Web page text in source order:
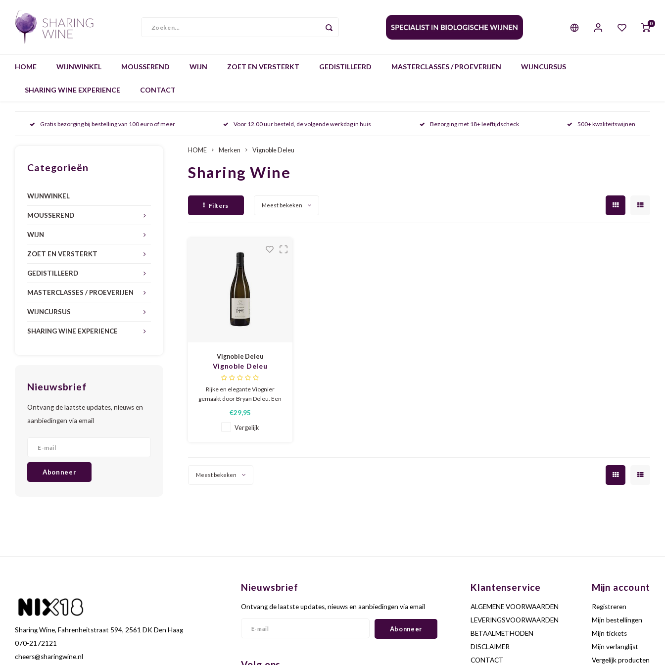
0
HOME WIJNWINKEL MOUSSEREND WIJN ZOET EN VERSTERKT GEDISTILLEERD MASTERCLASSES / PROEVERIJEN WIJNCURSUS
SHARING WINE EXPERIENCE CONTACT
Gratis bezorging bij bestelling van 100 euro of meer Voor 12.00 uur besteld, de volgende werkdag in huis Bezorging met 18+ leeftijdscheck 500+ kwaliteitswijnen
Categorieën
WIJNWINKEL
MOUSSEREND
WIJN
ZOET EN VERSTERKT
GEDISTILLEERD
MASTERCLASSES / PROEVERIJEN
WIJNCURSUS
SHARING WINE EXPERIENCE
Nieuwsbrief
Ontvang de laatste updates, nieuws en
aanbiedingen via email
Abonneer
HOME Merken Vignoble Deleu
Sharing Wine
Filters Meest bekeken
Vignoble Deleu
Vignoble Deleu
Viognier Coquet 2023
Rijke en elegante Viognier
gemaakt door Bryan Deleu. Een
stijl al geheel heeft neergezet.
Fris, elegant en subtiel is waar
€29,95
Vergelijk
Meest bekeken
Sharing Wine, Fahrenheitstraat 594, 2561 DK Den Haag
070-2172121
cheers@sharingwine.nl
Nieuwsbrief
Ontvang de laatste updates, nieuws en aanbiedingen via email
Abonneer
Klantenservice
ALGEMENE VOORWAARDEN
LEVERINGSVOORWAARDEN
BETAALMETHODEN
DISCLAIMER
CONTACT
Mijn account
Registreren
Mijn bestellingen
Mijn tickets
Mijn verlanglijst
Vergelijk producten